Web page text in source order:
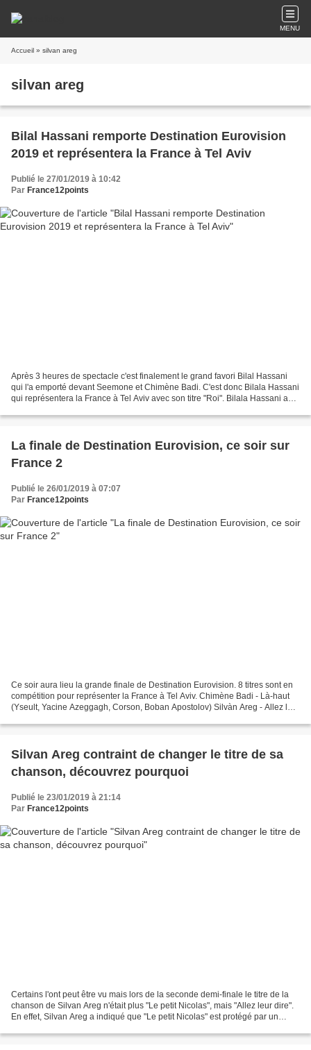
MENU
Accueil » silvan areg
silvan areg
Bilal Hassani remporte Destination Eurovision
2019 et représentera la France à Tel Aviv
Publié le 27/01/2019 à 10:42
Par France12points
Après 3 heures de spectacle c'est finalement le grand favori Bilal Hassani
qui l'a emporté devant Seemone et Chimène Badi. C'est donc Bilala Hassani
qui représentera la France à Tel Aviv avec son titre "Roi". Bilala Hassani a
La finale de Destination Eurovision, ce soir sur
France 2
Publié le 26/01/2019 à 07:07
Par France12points
Ce soir aura lieu la grande finale de Destination Eurovision. 8 titres sont en
compétition pour représenter la France à Tel Aviv. Chimène Badi - Là-haut
(Yseult, Yacine Azeggagh, Corson, Boban Apostolov) Silvàn Areg - Allez leur
Silvan Areg contraint de changer le titre de sa
chanson, découvrez pourquoi
Publié le 23/01/2019 à 21:14
Par France12points
Certains l'ont peut être vu mais lors de la seconde demi-finale le titre de la
chanson de Silvan Areg n'était plus "Le petit Nicolas", mais "Allez leur dire".
En effet, Silvan Areg a indiqué que "Le petit Nicolas" est protégé par un